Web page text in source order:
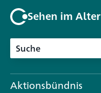
Sehen im Alter
Aktionsbündnis